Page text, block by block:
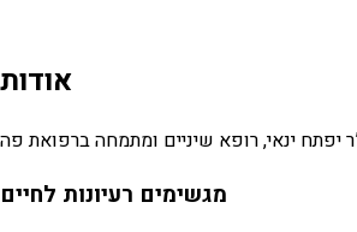
אודות
מגשימים רעיונות לחיים